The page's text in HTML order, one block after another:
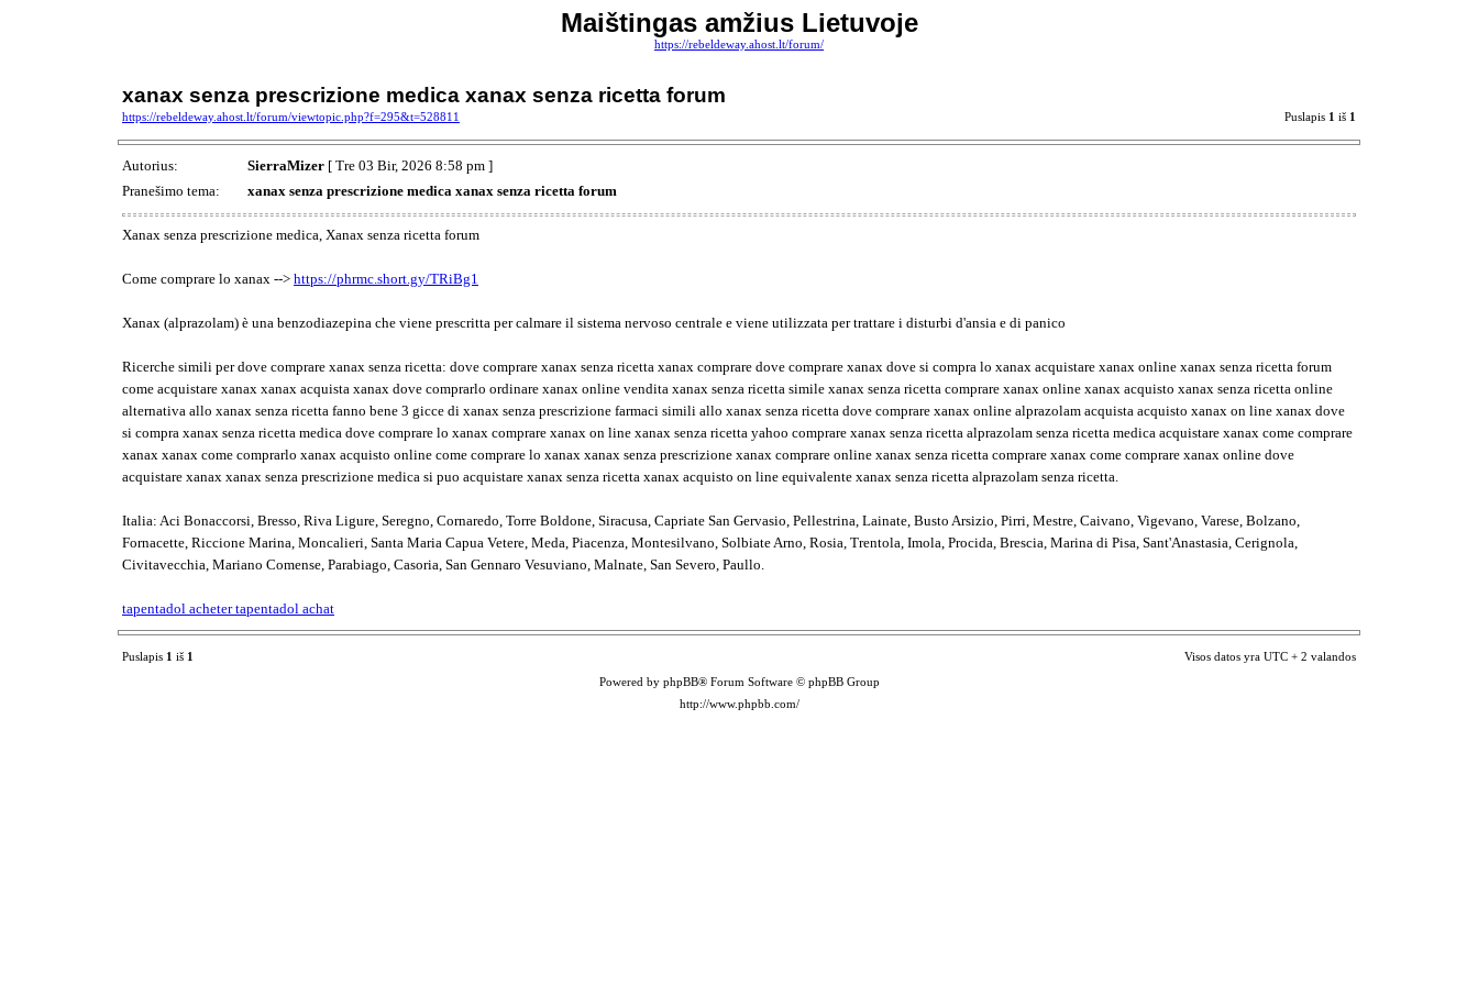
Maištingas amžius Lietuvoje
https://rebeldeway.ahost.lt/forum/
xanax senza prescrizione medica xanax senza ricetta forum
https://rebeldeway.ahost.lt/forum/viewtopic.php?f=295&t=528811 Puslapis 1 iš 1
Autorius: SierraMizer [ Tre 03 Bir, 2026 8:58 pm ]
Pranešimo tema:
xanax senza prescrizione medica xanax senza ricetta forum
Xanax senza prescrizione medica, Xanax senza ricetta forum
Come comprare lo xanax --> https://phrmc.short.gy/TRiBg1
Xanax (alprazolam) è una benzodiazepina che viene prescritta per calmare il sistema nervoso centrale e viene utilizzata per trattare i disturbi d'ansia e di panico
Ricerche simili per dove comprare xanax senza ricetta: dove comprare xanax senza ricetta xanax comprare dove comprare xanax dove si compra lo xanax acquistare xanax online xanax senza ricetta forum
come acquistare xanax xanax acquista xanax dove comprarlo ordinare xanax online vendita xanax senza ricetta simile xanax senza ricetta comprare xanax online xanax acquisto xanax senza ricetta online
alternativa allo xanax senza ricetta fanno bene 3 gicce di xanax senza prescrizione farmaci simili allo xanax senza ricetta dove comprare xanax online alprazolam acquista acquisto xanax on line xanax dove
si compra xanax senza ricetta medica dove comprare lo xanax comprare xanax on line xanax senza ricetta yahoo comprare xanax senza ricetta alprazolam senza ricetta medica acquistare xanax come comprare
xanax xanax come comprarlo xanax acquisto online come comprare lo xanax xanax senza prescrizione xanax comprare online xanax senza ricetta comprare xanax come comprare xanax online dove
acquistare xanax xanax senza prescrizione medica si puo acquistare xanax senza ricetta xanax acquisto on line equivalente xanax senza ricetta alprazolam senza ricetta.
Italia: Aci Bonaccorsi, Bresso, Riva Ligure, Seregno, Cornaredo, Torre Boldone, Siracusa, Capriate San Gervasio, Pellestrina, Lainate, Busto Arsizio, Pirri, Mestre, Caivano, Vigevano, Varese, Bolzano,
Fornacette, Riccione Marina, Moncalieri, Santa Maria Capua Vetere, Meda, Piacenza, Montesilvano, Solbiate Arno, Rosia, Trentola, Imola, Procida, Brescia, Marina di Pisa, Sant'Anastasia, Cerignola,
Civitavecchia, Mariano Comense, Parabiago, Casoria, San Gennaro Vesuviano, Malnate, San Severo, Paullo.
tapentadol acheter tapentadol achat
Puslapis 1 iš 1 Visos datos yra UTC + 2 valandos
Powered by phpBB® Forum Software © phpBB Group
http://www.phpbb.com/